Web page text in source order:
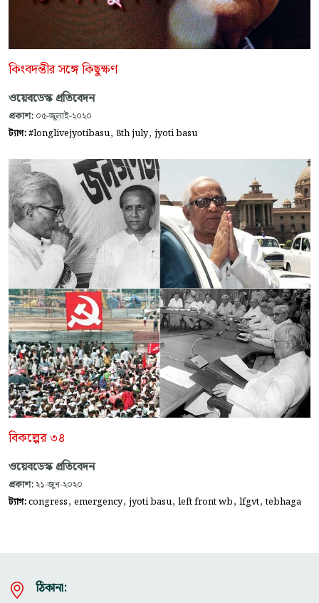
কিংবদন্তীর সঙ্গে কিছুক্ষণ
ওয়েবডেস্ক প্রতিবেদন
প্রকাশ: ০৫-জুলাই-২০২০
ট্যাগ:#longlivejyotibasu, 8th july, jyoti basu
বিকল্পের ৩৪
ওয়েবডেস্ক প্রতিবেদন
প্রকাশ: ২১-জুন-২০২০
ট্যাগ:congress, emergency, jyoti basu, left front wb, lfgvt,tebhaga
ঠিকানা: